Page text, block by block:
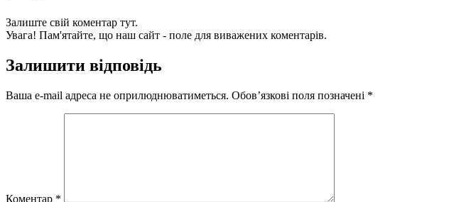
Залиште свій коментар тут.
Увага! Пам'ятайте, що наш сайт - поле для виважених коментарів.
Залишити відповідь
Ваша e-mail адреса не оприлюднюватиметься. Обов’язкові поля позначені *
Коментар *